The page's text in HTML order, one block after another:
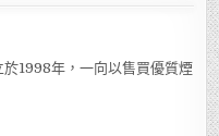
1998年，一向以售買優質煙